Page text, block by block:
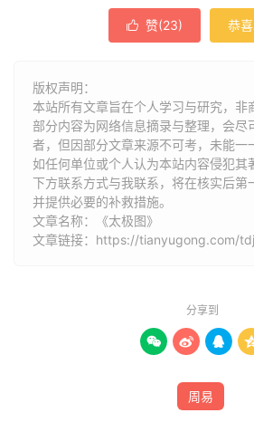
 赞(23) 恭
版权声明：
本站所有文章旨在个人学习与研究，非
部分内容为网络信息摘录与整理，会尽
者，但因部分文章来源不可考，未能一
如任何单位或个人认为本站内容侵犯其
下方联系方式与我联系​​，将在核实后第
并提供必要的补救措施。
文章名称：《太极图》
文章链接： https://tianyugong.com/
分享到
  
周易